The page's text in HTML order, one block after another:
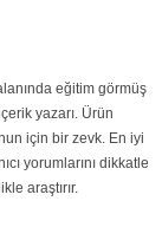
eğitim görmüş
yazarı. Ürün
için bir zevk. En iyi
yorumlarını dikkatle
araştırır.